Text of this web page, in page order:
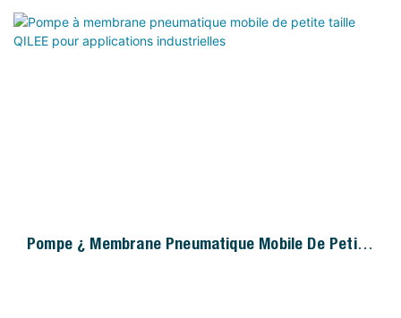
Pompe À Membrane Pneumatique Mobile De Petite